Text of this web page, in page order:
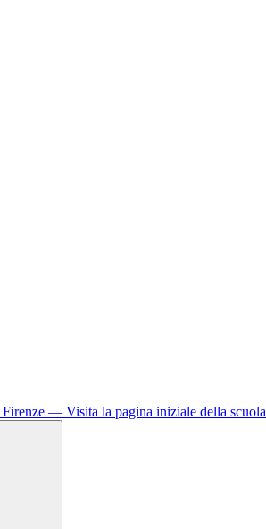
Firenze — Visita la pagina iniziale della scuola